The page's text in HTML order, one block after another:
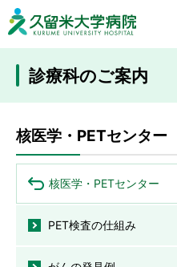
診療科のご案内
核医学・PETセンター
核医学・PETセンター
PET検査の仕組み